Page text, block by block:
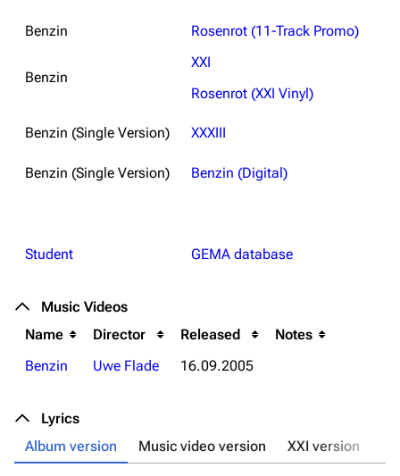
Benzin Rosenrot (11-Track Promo)
Benzin
XXI
Rosenrot (XXI Vinyl)
Benzin (Single Version) XXXIII
Benzin (Single Version) Benzin (Digital)
Student GEMA database
Music Videos
Name
Director Released
Notes
Benzin
Uwe Flade 16.09.2005
Lyrics
Album version
Music video version XXI version